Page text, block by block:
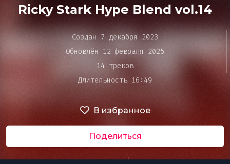
Bar&Club
Mainstage
Эдиторы
Чарты
DJ BATTLE
Ricky Stark Hype Blend vol.14
Создан 7 декабря 2023
Обновлён 12 февраля 2025
14 треков
Длительность 16:49
В избранное
Поделиться
Очередь
воспроизведения